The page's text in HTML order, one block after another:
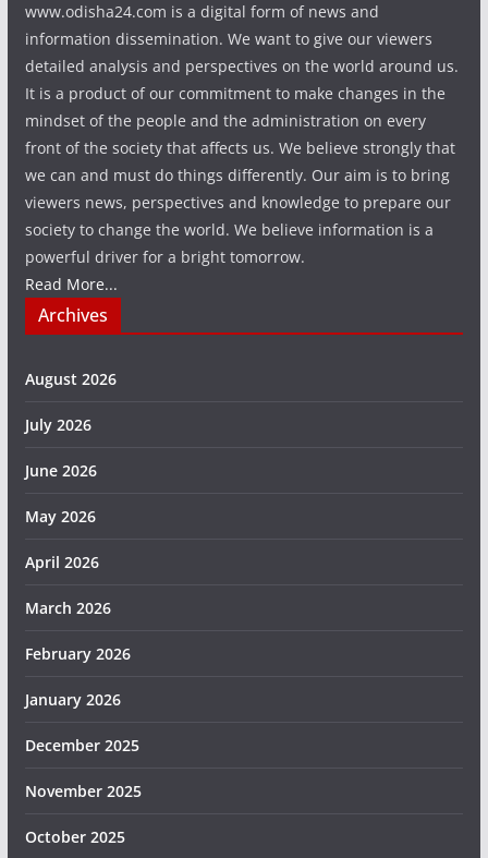
www.odisha24.com is a digital form of news and
information dissemination. We want to give our viewers
detailed analysis and perspectives on the world around us.
It is a product of our commitment to make changes in the
mindset of the people and the administration on every
front of the society that affects us. We believe strongly that
we can and must do things differently. Our aim is to bring
viewers news, perspectives and knowledge to prepare our
society to change the world. We believe information is a
powerful driver for a bright tomorrow.
Read More...
Archives
August 2026
July 2026
June 2026
May 2026
April 2026
March 2026
February 2026
January 2026
December 2025
November 2025
October 2025